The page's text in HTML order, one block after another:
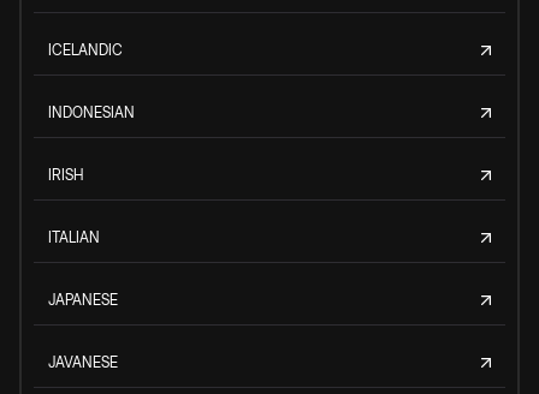
ICELANDIC
INDONESIAN
IRISH
ITALIAN
JAPANESE
JAVANESE